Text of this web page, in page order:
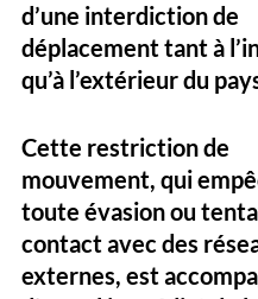
d’une interdiction de
déplacement tant à
qu’à l’extérieur du
Cette restriction de
mouvement, qui
toute évasion ou
contact avec des
externes, est